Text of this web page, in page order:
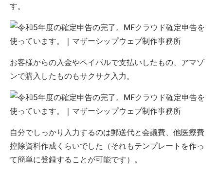
す。
お客様からの入金やペイパルで支払いしたもの、アマゾ
ンで購入したものもサクサク入力。
自分でしっかり入力するのは郵送代と会議費、他医療費
控除資料作成くらいでした（それもテンプレートを作っ
て簡単に登録することが可能です）。